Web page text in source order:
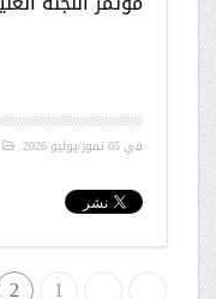
في05 تموز/يوليو 2026 .
1
2